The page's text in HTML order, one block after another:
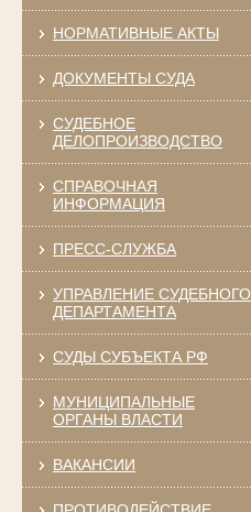
НОРМАТИВНЫЕ АКТЫ
ДОКУМЕНТЫ СУДА
СУДЕБНОЕ
ДЕЛОПРОИЗВОДСТВО
СПРАВОЧНАЯ
ИНФОРМАЦИЯ
ПРЕСС-СЛУЖБА
УПРАВЛЕНИЕ СУДЕБНОГО
ДЕПАРТАМЕНТА
СУДЫ СУБЪЕКТА РФ
МУНИЦИПАЛЬНЫЕ
ОРГАНЫ ВЛАСТИ
ВАКАНСИИ